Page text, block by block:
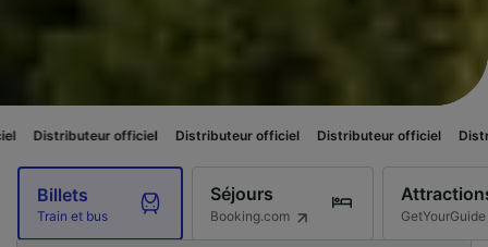
officiel Distributeur officiel Distributeur officiel Distributeur officiel
Billets
Train et bus
Séjours
Booking.com GetYourGuide